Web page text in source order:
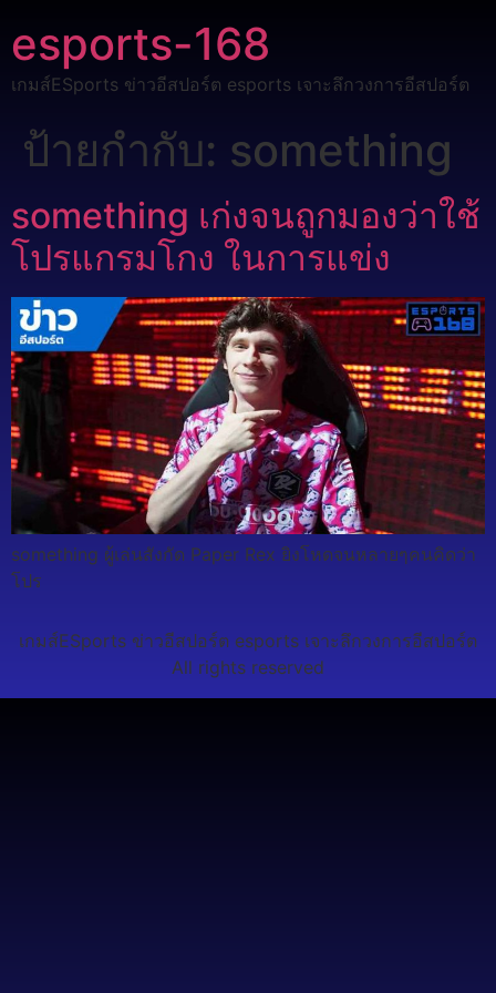
esports-168
เกมส์ESports ข่าวอีสปอร์ต esports เจาะลึกวงการอีสปอร์ต
ป้ายกำกับ: something
something เก่งจนถูกมองว่าใช้
โปรแกรมโกง ในการแข่ง
something ผู้เล่นสังกัด Paper Rex ยิงโหดจนหลายๆคนคิดว่า
โปร
เกมส์ESports ข่าวอีสปอร์ต esports เจาะลึกวงการอีสปอร์ต
All rights reserved